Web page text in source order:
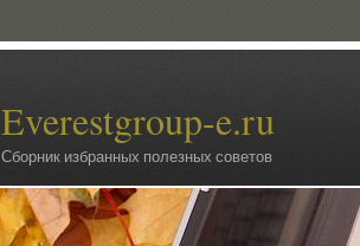
Everestgroup-e.ru
Сборник избранных полезных советов